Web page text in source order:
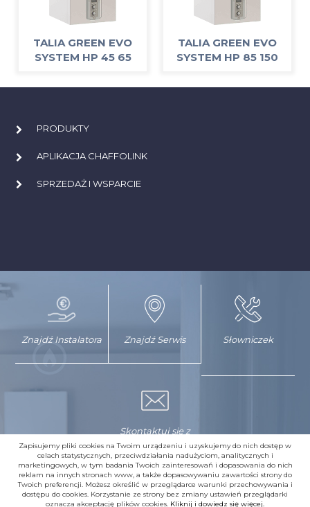
TALIA GREEN EVO
SYSTEM HP 45 65
TALIA GREEN EVO
SYSTEM HP 85 150
PRODUKTY
APLIKACJA CHAFFOLINK
SPRZEDAŻ I WSPARCIE
Znajdź Instalatora Znajdź Serwis Słowniczek
Skontaktuj się z
nami
Zapisujemy pliki cookies na Twoim urządzeniu i uzyskujemy do nich dostęp w
celach statystycznych, przeciwdziałania nadużyciom, analitycznych i
marketingowych, w tym badania Twoich zainteresowań i dopasowania do nich
reklam na innych stronach www, a także dopasowywaniu zawartości strony do
Twoich preferencji. Możesz określić w przeglądarce warunki przechowywania i
dostępu do cookies. Korzystanie ze strony bez zmiany ustawień przeglądarki
oznacza akceptację plików cookies. Kliknij i dowiedz się więcej.